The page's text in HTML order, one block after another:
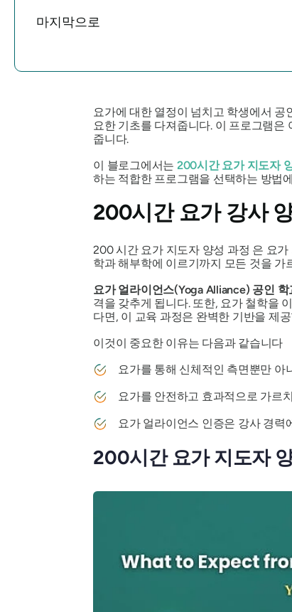
마지막으로
요가에 대한 열정이 넘치고 학생에서
요한 기초를 다져줍니다. 이 프로그램
줍니다.
이 블로그에서는 200시간 요가 지도자
하는 적합한 프로그램을 선택하는 방법
200시간 요가 강사
200시간 요가 지도자 양성 과정 은 요
학과 해부학에 이르기까지 모든 것을
요가 얼라이언스(Yoga Alliance) 공인 학
격을 갖추게 됩니다. 또한, 요가 철학을
다면, 이 교육 과정은 완벽한 기반을 제
이것이 중요한 이유는 다음과 같습니다
요가를 통해 신체적인 측면뿐만 아
요가를 안전하고 효과적으로 가르
요가 얼라이언스 인증은 강사 경력
200시간 요가 지도자